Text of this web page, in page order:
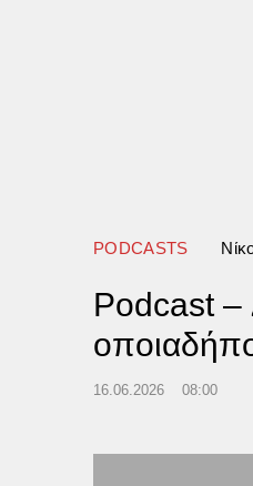
PODCASTS
Podcast –
16.06.2026 08:00